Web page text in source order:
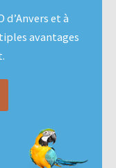
d’Anvers et à
avantages